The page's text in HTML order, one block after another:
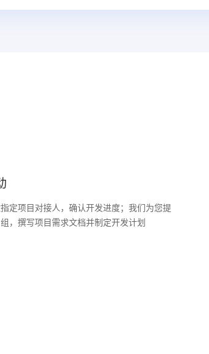
定项目对接人，确认开发进度；我们为您提
，撰写项目需求文档并制定开发计划